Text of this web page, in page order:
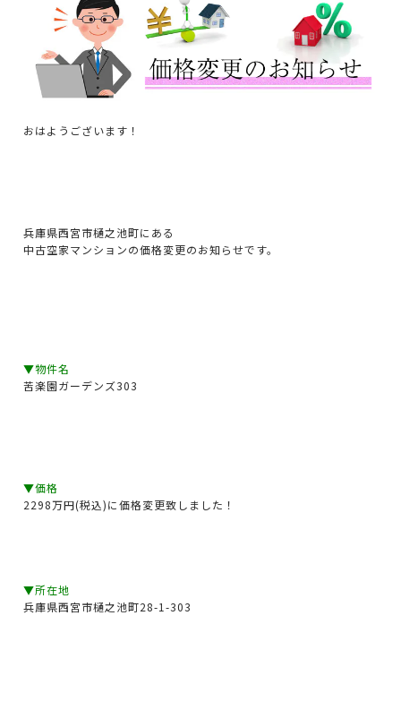
おはようございます！
兵庫県西宮市樋之池町にある
中古空家マンションの価格変更のお知らせです。
▼物件名
苦楽園ガーデンズ303
▼価格
2298万円(税込)に価格変更致しました！
▼所在地
兵庫県西宮市樋之池町28-1-303